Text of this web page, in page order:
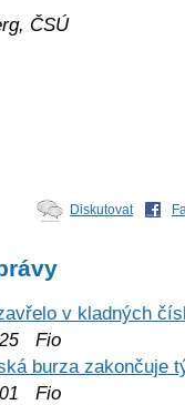
ČSÚ
Diskutovat
v kladných
Fio
burza zakončuje
Fio